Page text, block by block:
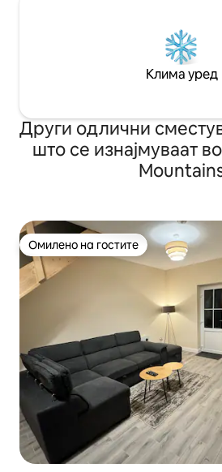
Клима уред
Други одлични
што се изнајмуваат
Омилено на гостите
Омилено на гостите